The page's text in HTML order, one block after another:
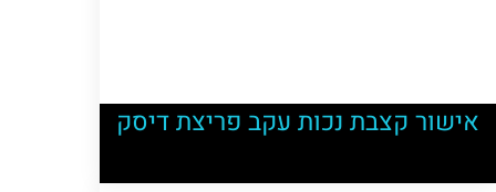
אישור קצבת נכות עקב פריצת דיסק